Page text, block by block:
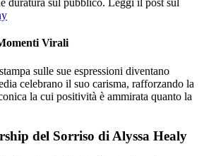
duratura sul pubblico. Leggi il post sul
Virali
sulle sue espressioni diventano
celebrano il suo carisma, rafforzando la
la cui positività è ammirata quanto la
del Sorriso di Alyssa Healy